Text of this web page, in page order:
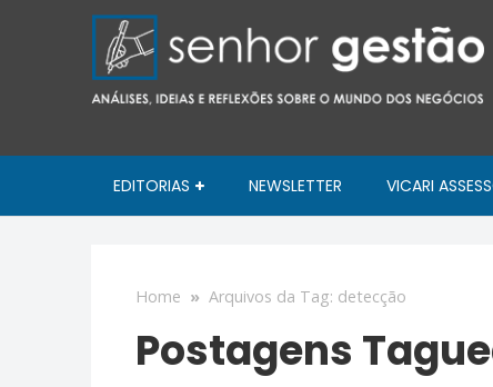
EDITORIAS NEWSLETTER VICARI
Home » Arquivos da Tag: detecção
Postagens